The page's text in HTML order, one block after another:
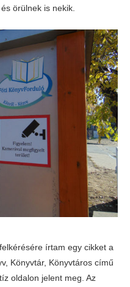
örülnek is nekik.
írtam egy cikket a
Könyvtár, Könyvtáros című
oldalon jelent meg. Az